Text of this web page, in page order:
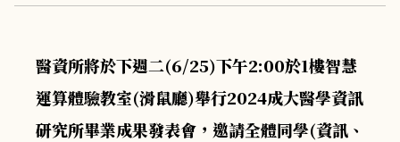
醫資所將於下週二(6/25)下午2:00於1樓智慧
運算體驗教室(滑鼠廳)舉行2024成大醫學資訊
研究所畢業成果發表會，邀請全體同學(資訊、